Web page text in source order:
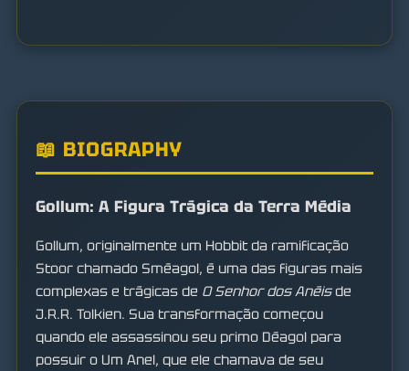
📖 BIOGRAPHY
Gollum: A Figura Trágica da Terra Média
Gollum, originalmente um Hobbit da ramificação
Stoor chamado Sméagol, é uma das figuras mais
complexas e trágicas de O Senhor dos Anéisde
J.R.R. Tolkien. Sua transformação começou
quando ele assassinou seu primo Déagol para
possuir o Um Anel, que ele chamava de seu